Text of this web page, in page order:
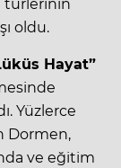
türlerinin
oldu.
Hayat”
Yüzlerce
Dormen,
ve eğitim